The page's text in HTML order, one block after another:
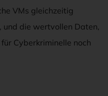
VMs gleichzeitig
und die wertvollen Daten,
Cyberkriminelle noch